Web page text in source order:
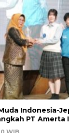
Indonesia-
PT Amerta